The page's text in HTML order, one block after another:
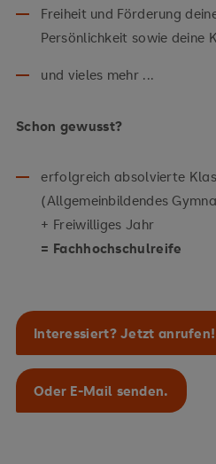
Freiheit und Förderung
Persönlichkeit sowie deine
und vieles mehr ...
Schon gewusst?
erfolgreich absolvierte
(Allgemeinbildendes
+ Freiwilliges Jahr
= Fachhochschulreife
Interessiert? Jetzt anrufen!
Oder E-Mail senden.